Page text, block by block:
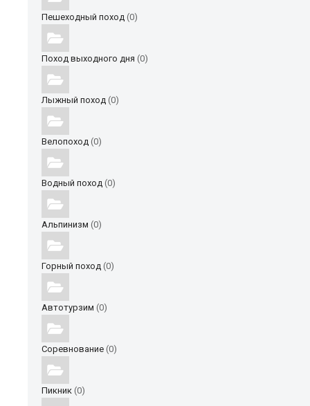
Пешеходный поход (0)
Поход выходного дня (0)
Лыжный поход (0)
Велопоход (0)
Водный поход (0)
Альпинизм (0)
Горный поход (0)
Автотурзим (0)
Соревнование (0)
Пикник (0)